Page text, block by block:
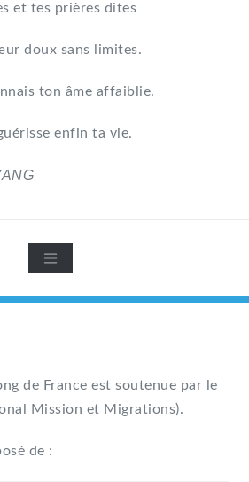
et tes prières dites
doux sans limites.
ton âme affaiblie.
enfin ta vie.
de France est soutenue par le
Mission et Migrations).
de :